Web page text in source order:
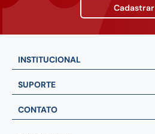
Cadastrar
INSTITUCIONAL
SUPORTE
CONTATO